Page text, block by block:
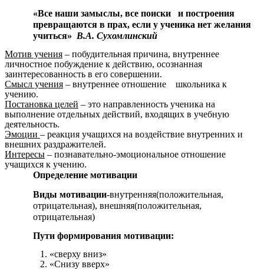
«Все наши замыслы, все поиски
и построения
превращаются в прах, если у ученика нет желания
учиться» В.А. Сухомлинский
Мотив учения – побудительная причина, внутреннее
личностное побуждение к действию, осознанная
заинтересованность в его совершении.
Смысл учения – внутреннее отношение школьника к
учению.
Постановка целей – это направленность ученика на
выполнение отдельных действий, входящих в учебную
деятельность.
Эмоции – реакция учащихся на воздействие внутренних и
внешних раздражителей.
Интересы – познавательно-эмоциональное отношение
учащихся к учению.
Определение мотивации
Виды мотивации-внутренняя(положительная,
отрицательная), внешняя(положительная,
отрицательная)
Пути формирования мотивации:
1. «сверху вниз»
2. «Снизу вверх»